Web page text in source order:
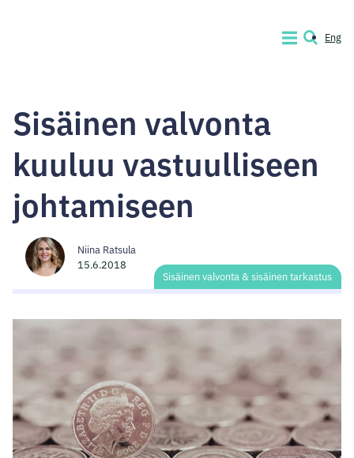
Conduct
Company
VALIKKOHAKUEng
Sisäinen valvonta
kuuluu vastuulliseen
johtamiseen
Niina Ratsula
15.6.2018
Sisäinen valvonta & sisäinen tarkastus